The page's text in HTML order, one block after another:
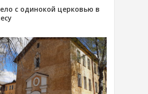
с одинокой церковью в